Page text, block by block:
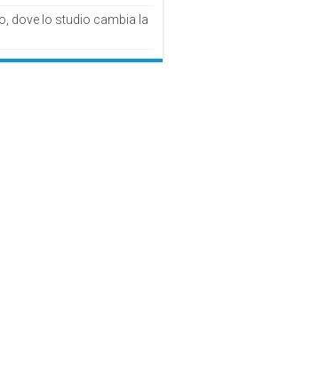
dove lo studio cambia la